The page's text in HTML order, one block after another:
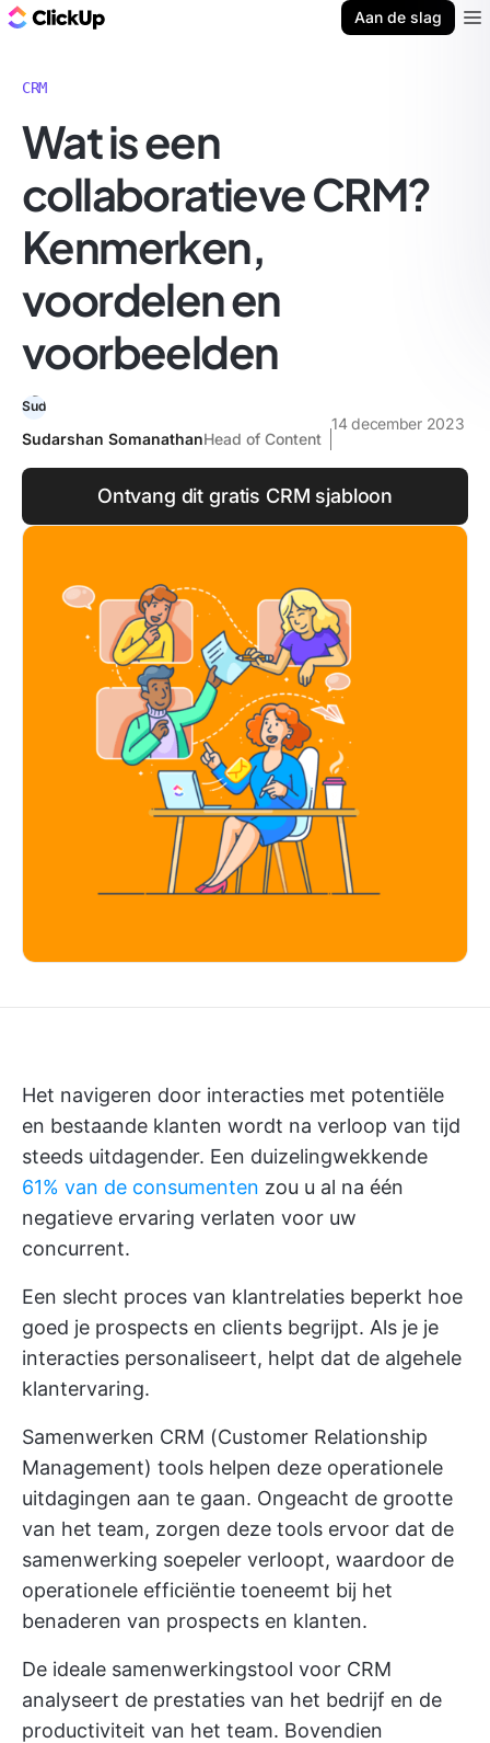
Aan de slag
CRM
Wat is een
collaboratieve CRM?
Kenmerken,
voordelen en
voorbeelden
Sudarshan SomanathanHead of Content
14 december 2023
Ontvang dit gratis CRM sjabloon
Het navigeren door interacties met potentiële
en bestaande klanten wordt na verloop van tijd
steeds uitdagender. Een duizelingwekkende
61% van de consumenten zou u al na één
negatieve ervaring verlaten voor uw
concurrent.
Een slecht proces van klantrelaties beperkt hoe
goed je prospects en clients begrijpt. Als je je
interacties personaliseert, helpt dat de algehele
klantervaring.
Samenwerken CRM (Customer Relationship
Management) tools helpen deze operationele
uitdagingen aan te gaan. Ongeacht de grootte
van het team, zorgen deze tools ervoor dat de
samenwerking soepeler verloopt, waardoor de
operationele efficiëntie toeneemt bij het
benaderen van prospects en klanten.
De ideale samenwerkingstool voor CRM
analyseert de prestaties van het bedrijf en de
productiviteit van het team. Bovendien